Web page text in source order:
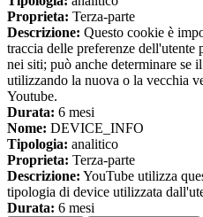
Proprieta: Terza-parte
Descrizione: Questo cookie è
traccia delle preferenze
nei siti; può anche determinare se
utilizzando la nuova o la vecchia
Youtube.
Durata: 6 mesi
Nome: DEVICE_INFO
Tipologia: analitico
Proprieta: Terza-parte
Descrizione: YouTube utilizza
tipologia di device utilizzata
Durata: 6 mesi